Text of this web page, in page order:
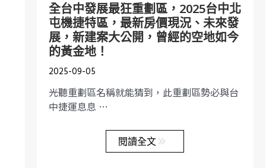
全台中發展最狂重劃區，2025台中北
屯機捷特區，最新房價現況、未來發
展，新建案大公開，曾經的空地如今
的黃金地！
2025-09-05
光聽重劃區名稱就能猜到，此重劃區勢必與台
中捷運息息 …
閱讀全文